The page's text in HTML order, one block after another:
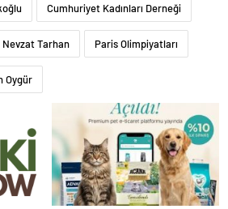
Cumhuriyet Kadınları Derneği
Nevzat Tarhan Paris Olimpiyatları
Oygür